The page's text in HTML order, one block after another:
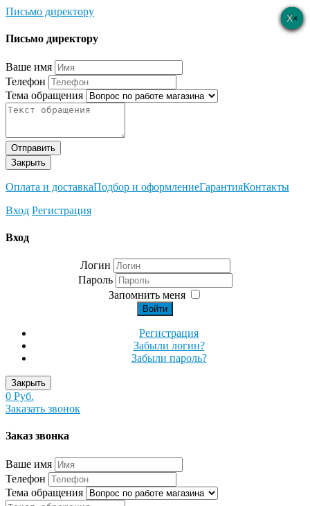
Письмо директору
×
Письмо директору
Ваше имя
Телефон
Тема обращения
Отправить
Закрыть
Оплата и доставкаПодбор и оформлениеГарантияКонтакты
Вход Регистрация
×
Вход
Логин
Пароль
Запомнить меня
Войти
Регистрация
Забыли логин?
Забыли пароль?
Закрыть
0 Руб.
Заказать звонок
×
Заказ звонка
Ваше имя
Телефон
Тема обращения
×
×